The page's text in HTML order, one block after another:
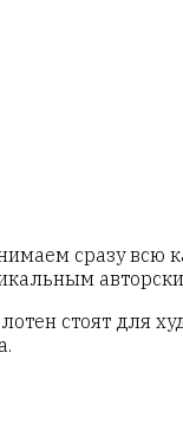
сразу всю
стоят для